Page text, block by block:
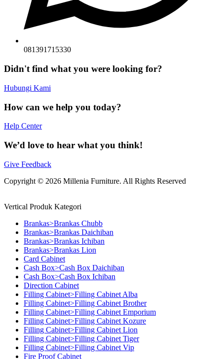
081391715330
Didn't find what you were looking for?
Hubungi Kami
How can we help you today?
Help Center
We’d love to hear what you think!
Give Feedback
Copyright © 2026 Millenia Furniture. All Rights Reserved
Vertical Produk Kategori
Brankas>Brankas Chubb
Brankas>Brankas Daichiban
Brankas>Brankas Ichiban
Brankas>Brankas Lion
Card Cabinet
Cash Box>Cash Box Daichiban
Cash Box>Cash Box Ichiban
Direction Cabinet
Filling Cabinet>Filling Cabinet Alba
Filling Cabinet>Filling Cabinet Brother
Filling Cabinet>Filling Cabinet Emporium
Filling Cabinet>Filling Cabinet Kozure
Filling Cabinet>Filling Cabinet Lion
Filling Cabinet>Filling Cabinet Tiger
Filling Cabinet>Filling Cabinet Vip
Fire Proof Cabinet